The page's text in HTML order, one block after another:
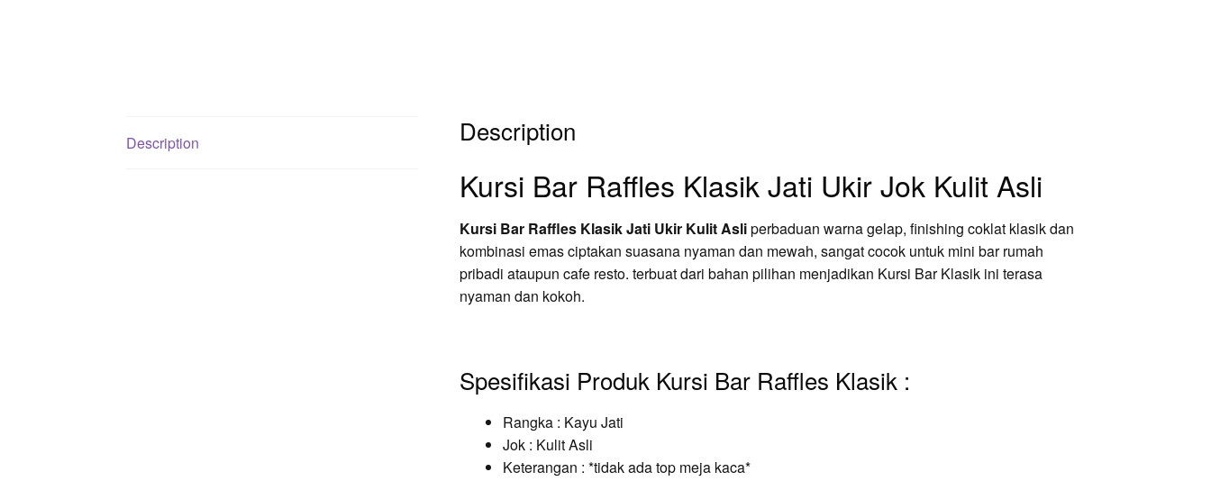
Description Description
Kursi Bar Raffles Klasik Jati Ukir Jok Kulit Asli
Kursi Bar Raffles Klasik Jati Ukir Kulit Asliperbaduan warna gelap, finishing coklat klasik dan
kombinasi emas ciptakan suasana nyaman dan mewah, sangat cocok untuk mini bar rumah
pribadi ataupun cafe resto. terbuat dari bahan pilihan menjadikan Kursi Bar Klasik ini terasa
nyaman dan kokoh.
Spesifikasi Produk Kursi Bar Raffles Klasik :
Rangka : Kayu Jati
Jok : Kulit Asli
Keterangan : *tidak ada top meja kaca*